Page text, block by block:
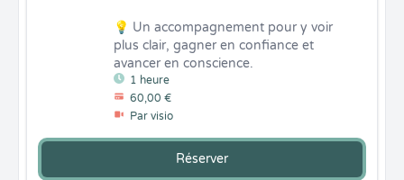
1 heure
60,00 €
Par visio
💡 Un accompagnement pour y voir
plus clair, gagner en confiance et
avancer en conscience.
Réserver